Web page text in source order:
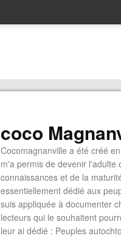
coco
Cocomagnanville a été créé
m'a permis de devenir l'adulte
connaissances et de la
essentiellement dédié aux
suis appliquée à documenter
lecteurs qui le souhaitent
leur ai dédié : Peuples